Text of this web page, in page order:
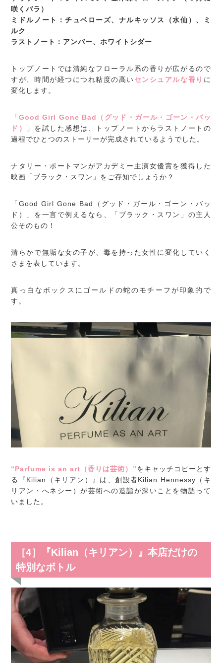
咲くバラ）
ミドルノート：チュベローズ、ナルキッソス（水仙）、ミ
ルク
ラストノート：アンバー、ホワイトシダー
トップノートでは清純なフローラル系の香りが広がるので
すが、時間が経つにつれ粘度の高いセンシュアルな香り に
変化します。
「Good Girl Gone Bad（グッド・ガール・ゴーン・バッ
ド）」 を試した感想は、トップノートからラストノートの
過程でひとつのストーリーが完成されているようでした。
ナタリー・ポートマンがアカデミー主演女優賞を獲得した
映画「ブラック・スワン」をご存知でしょうか？
「Good Girl Gone Bad（グッド・ガール・ゴーン・バッ
ド）」を一言で例えるなら、「ブラック・スワン」の主人
公そのもの！
清らかで無垢な女の子が、毒を持った女性に変化していく
さまを表しています。
真っ白なボックスにゴールドの蛇のモチーフが印象的で
す。
“Parfume is an art（香りは芸術）”をキャッチコピーとす
る『Kilian（キリアン）』は、創設者Kilian Hennessy（キ
リアン・へネシー）が芸術への造詣が深いことを物語って
いました。
［4］『Kilian（キリアン）』本店だけの
特別なボトル